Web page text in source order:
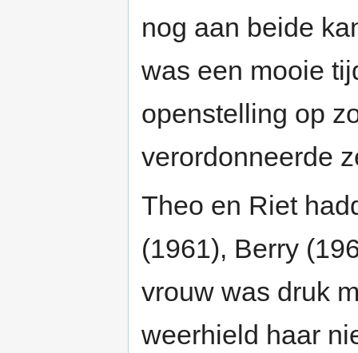
nog aan beide
was een mooie
openstelling op
verordonneerde
Theo en Riet
(1961), Berry
vrouw was druk
weerhield haar